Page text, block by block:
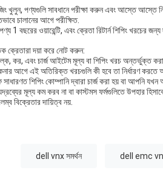
খুলুন, পণ্যগুলি সাবধানে পরীক্ষা করুন এবং আস্তে আস্তে
চালানের আগে পরীক্ষিত.
1 বছরের ওয়ারেন্টি, এবং ক্রেতা রিটার্ন শিপিং খরচের জন্য
ক্রেতারা দয়া করে নোট করুন:
কর, এবং চার্জ আইটেম মূল্য বা শিপিং খরচ অন্তর্ভুক্ত
আগে এই অতিরিক্ত খরচগুলি কী হবে তা নির্ধারণ
সাধারণত শিপিং কোম্পানি দ্বারা চার্জ করা হয় বা আপনি
মূল্য কম করব না বা কাস্টমস ফর্মগুলিতে উপহার
বিক্রেতার দায়িত্ব নয়.
dell vnx সমর্থন dell emc